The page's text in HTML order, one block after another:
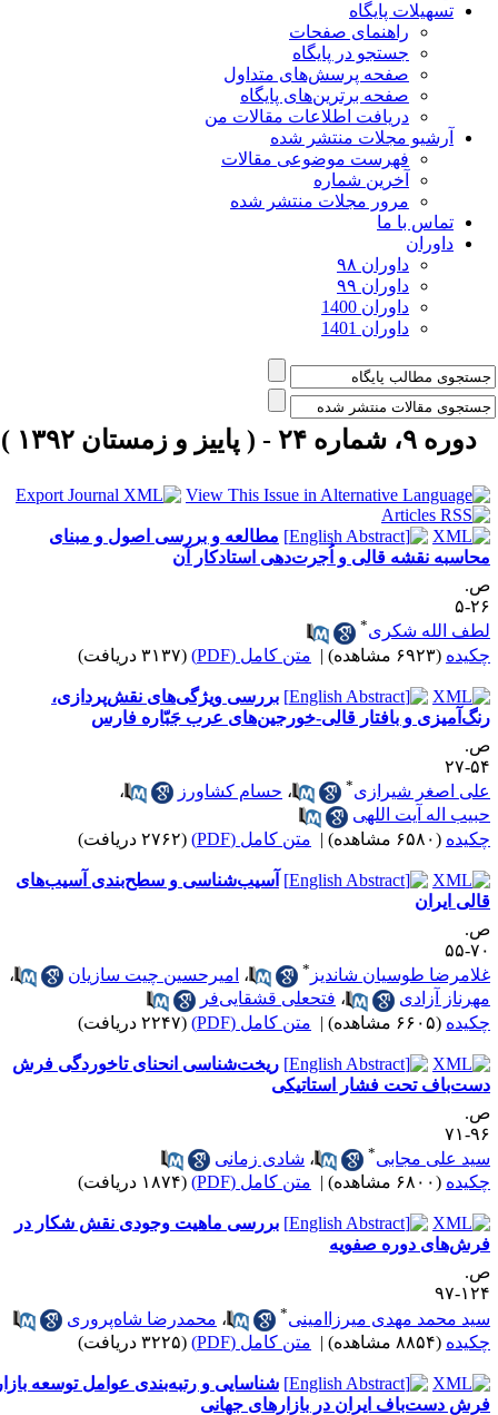
تسهیلات پایگاه
راهنمای صفحات
جستجو در پایگاه
صفحه پرسش‌های متداول
صفحه برترین‌های پایگاه
دریافت اطلاعات مقالات من
آرشیو مجلات منتشر شده
فهرست موضوعی مقالات
آخرین شماره
مرور مجلات منتشر شده
تماس با ما
داوران
داوران ۹۸
داوران ۹۹
داوران 1400
داوران 1401
دوره ۹، شماره ۲۴ - ( پاییز و زمستان ۱۳۹۲ )
مطالعه و بررسی اصول و مبنای
نقشه قالی و اُجرت‌دهی استادکار آن
۵
الله شکری *
(۶۹۲۳ مشاهده) | متن کامل (PDF) (۳۱۳۷ دریافت)
بررسی ویژگی‌های نقش‌پردازی،
و بافتار قالی-خورجین‌های عرب جَبّاره فارس
۲۷
اصغر شیرازی
،حسام کشاورز
،
اله آیت اللهی
(۶۵۸۰ مشاهده) | متن کامل (PDF) (۲۷۶۲ دریافت)
آسیب‌شناسی و سطح‌بندی آسیب‌های
ایران
۵۵
طوسیان شاندیز * ،امیرحسین چیت سازیان
،
آزادی
،فتحعلی قشقایی‌فر
(۶۶۰۵ مشاهده) | متن کامل (PDF) (۲۲۴۷ دریافت)
ریخت‌شناسی انحنای تاخوردگی فرش
تحت فشار استاتیکی
۷۱
علی مجابی
،شادی زمانی
(۶۸۰۰ مشاهده) | متن کامل (PDF) (۱۸۷۴ دریافت)
بررسی ماهیت وجودی نقش شکار در
دوره صفویه
۹۷
محمد مهدی میرزاامینی
،محمدرضا شاه‌پروری
(۸۸۵۴ مشاهده) | متن کامل (PDF) (۳۲۲۵ دریافت)
شناسایی و رتبه‌بندی عوامل توسعه بازار
دست‌باف ایران در بازارهای جهانی